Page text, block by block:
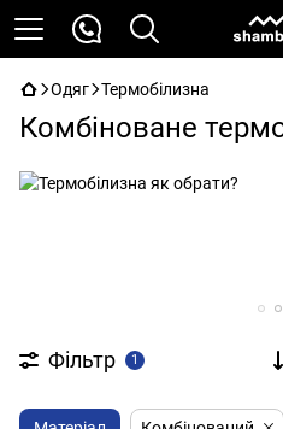
Одяг Термобілизна
Комбіноване
Фільтр 1